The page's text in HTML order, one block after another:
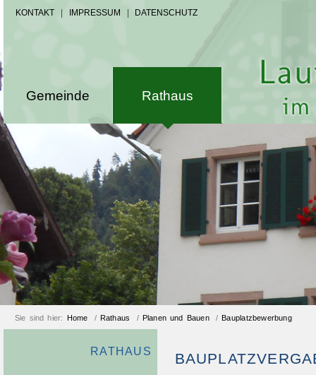
KONTAKT IMPRESSUM DATENSCHUTZ
Gemeinde Rathaus
Sie sind hier: Home / Rathaus / Planen und Bauen / Bauplatzbewerbung
RATHAUS